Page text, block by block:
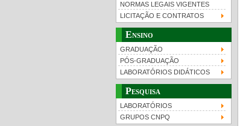
NORMAS LEGAIS VIGENTES
LICITAÇÃO E CONTRATOS
Ensino
GRADUAÇÃO
PÓS-GRADUAÇÃO
LABORATÓRIOS DIDÁTICOS
Pesquisa
LABORATÓRIOS
GRUPOS CNPQ